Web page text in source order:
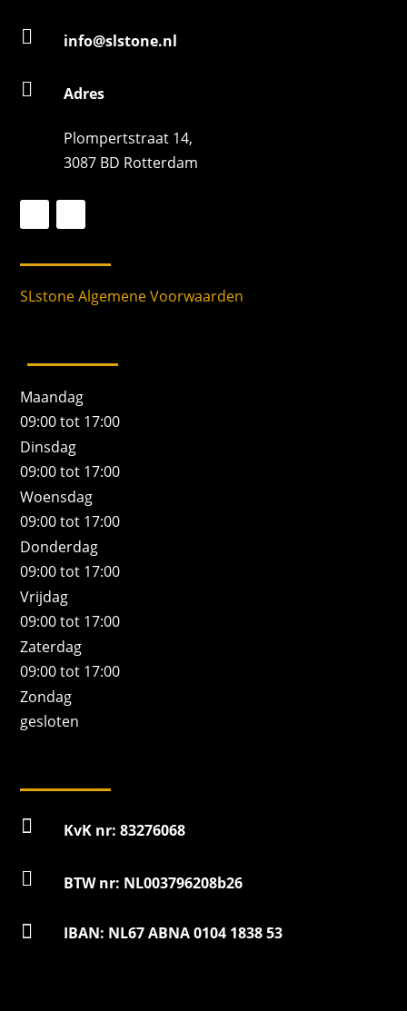
 info@slstone.nl
 Adres
Plompertstraat 14,
3087 BD Rotterdam
SLstone Algemene Voorwaarden
Maandag
09:00 tot 17:00
Dinsdag
09:00 tot 17:00
Woensdag
09:00 tot 17:00
Donderdag
09:00 tot 17:00
Vrijdag
09:00 tot 17:00
Zaterdag
09:00 tot 17:00
Zondag
gesloten
 KvK nr: 83276068
 BTW nr: NL003796208b26
 IBAN: NL67 ABNA 0104 1838 53